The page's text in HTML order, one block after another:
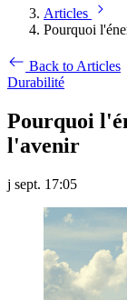
Articles
Pourquoi
Back to Articles
Durabilité
Pourquoi
l'avenir
j sept. 17:05